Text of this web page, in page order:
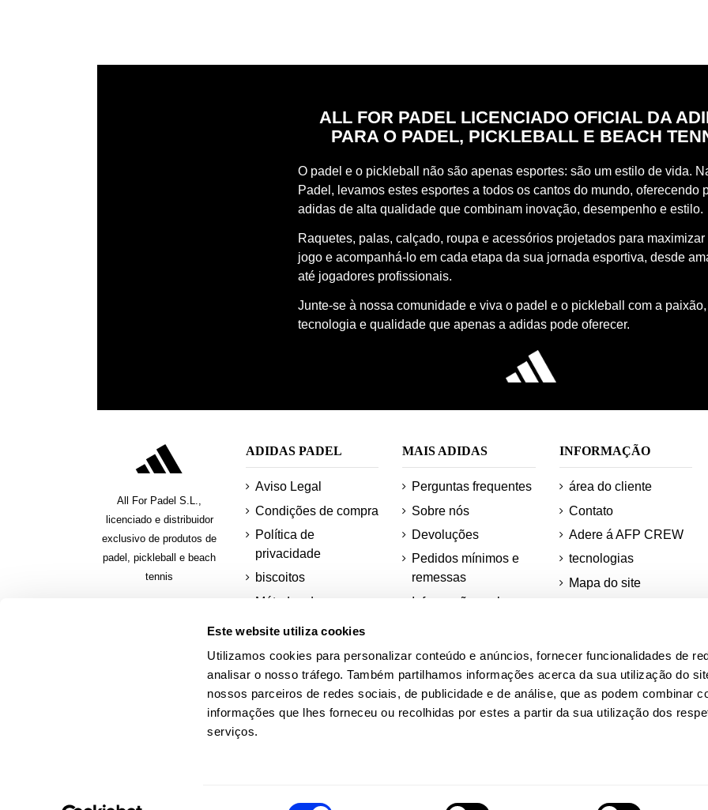
Este website utiliza cookies
Utilizamos cookies para personalizar conteúdo e anúncios, fornecer funcionalidades de
analisar o nosso tráfego. Também partilhamos informações acerca da sua utilização do
nossos parceiros de redes sociais, de publicidade e de análise, que as podem combinar
informações que lhes forneceu ou recolhidas por estes a partir da sua utilização dos
serviços.
ALL FOR PADEL LICENCIADO OFICIAL DA
PARA O PADEL, PICKLEBALL E BEACH
O padel e o pickleball não são apenas esportes: são um estilo de vida.
Padel, levamos estes esportes a todos os cantos do mundo, oferecendo
adidas de alta qualidade que combinam inovação, desempenho e estilo.
Raquetes, palas, calçado, roupa e acessórios projetados para maximizar
jogo e acompanhá-lo em cada etapa da sua jornada esportiva, desde
até jogadores profissionais.
Junte-se à nossa comunidade e viva o padel e o pickleball com a paixão,
tecnologia e qualidade que apenas a adidas pode oferecer.
All For Padel S.L.,
licenciado e distribuidor
exclusivo de produtos de
padel, pickleball e beach
tennis
ADIDAS PADEL
Aviso Legal
Condições de compra
Política de
privacidade
biscoitos
Métodos de
Solicitar uma fatura
MAIS ADIDAS
Perguntas frequentes
Sobre nós
Devoluções
Pedidos mínimos e
remessas
Informações sobre o
Academia AFP
Quadras Adidas
INFORMAÇÃO
área do cliente
Contato
Adere á AFP CREW
tecnologias
Mapa do site